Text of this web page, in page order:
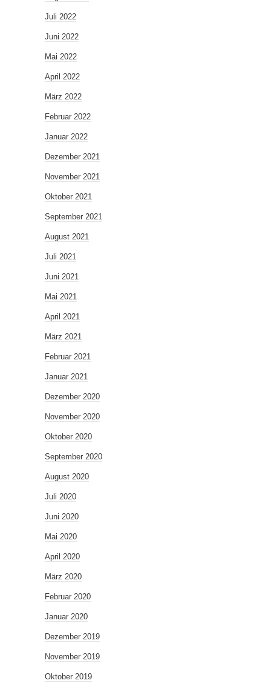
Juli 2022
Juni 2022
Mai 2022
April 2022
März 2022
Februar 2022
Januar 2022
Dezember 2021
November 2021
Oktober 2021
September 2021
August 2021
Juli 2021
Juni 2021
Mai 2021
April 2021
März 2021
Februar 2021
Januar 2021
Dezember 2020
November 2020
Oktober 2020
September 2020
August 2020
Juli 2020
Juni 2020
Mai 2020
April 2020
März 2020
Februar 2020
Januar 2020
Dezember 2019
November 2019
Oktober 2019